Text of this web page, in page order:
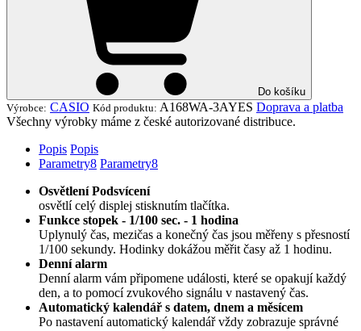
Do košíku
Výrobce: CASIO Kód produktu: A168WA-3AYES Doprava a platba
Všechny výrobky máme z české autorizované distribuce.
Popis Popis
Parametry8 Parametry8
Osvětlení Podsvícení
osvětlí celý displej stisknutím tlačítka.
Funkce stopek - 1/100 sec. - 1 hodina
Uplynulý čas, mezičas a konečný čas jsou měřeny s přesností
1/100 sekundy. Hodinky dokážou měřit časy až 1 hodinu.
Denní alarm
Denní alarm vám připomene události, které se opakují každý
den, a to pomocí zvukového signálu v nastavený čas.
Automatický kalendář s datem, dnem a měsícem
Po nastavení automatický kalendář vždy zobrazuje správné